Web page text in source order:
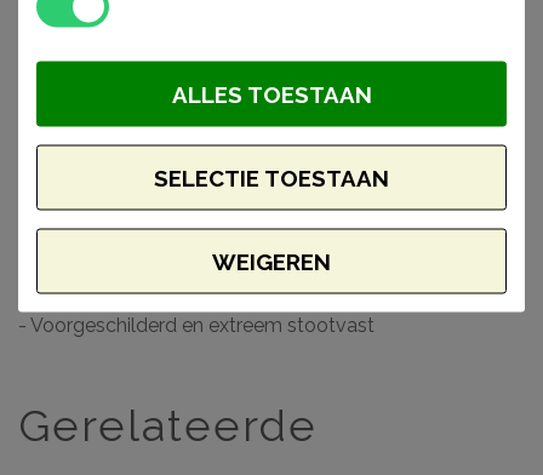
afgewerkt. Voorzien van een primer, laten deze
Monteer en werk het geheel gemakkelijk af met de lijmen
van Adefix (NMC) en Decofix (Orac).
Waarom kiezen voor een Wallstyl lambrisering
- Makkelijk verwerkbaar
- Toepasbaar in vochtige ruimtes
- Hoge dichtheid vanwege materiaal HDPS
- Voorgeschilderd en extreem stootvast
Gerelateerde
WEIGEREN
SELECTIE TOESTAAN
ALLES TOESTAAN